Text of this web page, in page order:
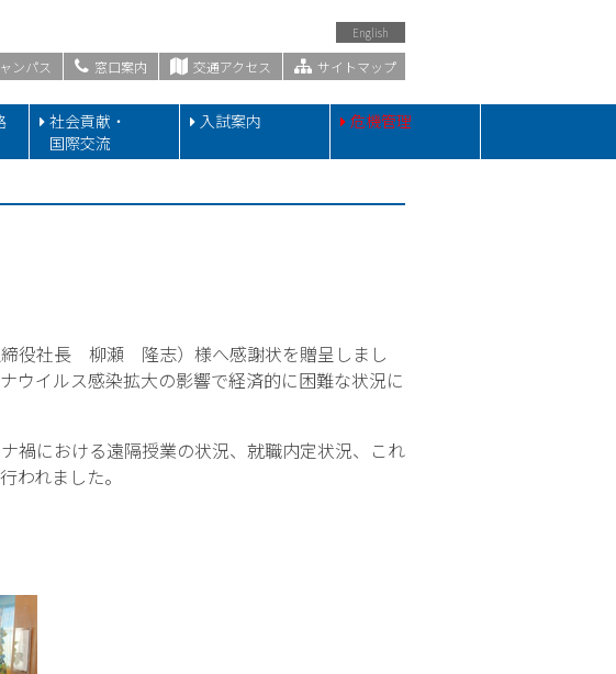
English
ンパス 窓口案内 交通アクセス サイトマップ
社会貢献・
国際交流
入試案内 危機管理
締役社長 柳瀬 隆志）様へ感謝状を贈呈しまし
ウイルス感染拡大の影響で経済的に困難な状況に
禍における遠隔授業の状況、就職内定状況、これ
われました。